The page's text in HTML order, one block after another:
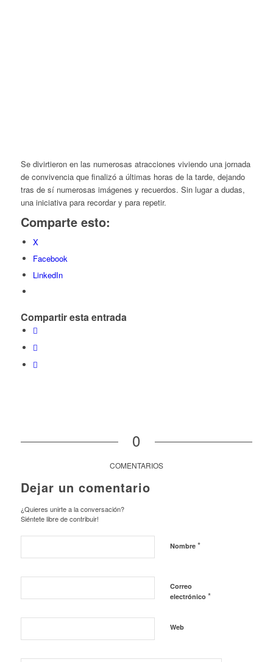
Se divirtieron en las numerosas atracciones viviendo una jornada
de convivencia que finalizó a últimas horas de la tarde, dejando
tras de sí numerosas imágenes y recuerdos. Sin lugar a dudas,
una iniciativa para recordar y para repetir.
Comparte esto:
X
Facebook
LinkedIn
Compartir esta entrada
0
COMENTARIOS
Dejar un comentario
¿Quieres unirte a la conversación?
Siéntete libre de contribuir!
Nombre *
Correo
electrónico *
Web